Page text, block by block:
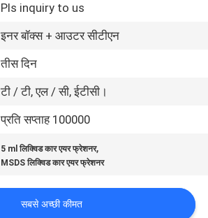
Pls inquiry to us
इनर बॉक्स + आउटर सीटीएन
तीस दिन
टी / टी, एल / सी, ईटीसी।
प्रति सप्ताह 100000
5 ml लिक्विड कार एयर फ्रेशनर,
MSDS लिक्विड कार एयर फ्रेशनर
सबसे अच्छी कीमत